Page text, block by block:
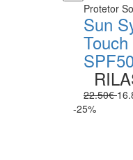
Protetor
Sun
22.50€
-25%